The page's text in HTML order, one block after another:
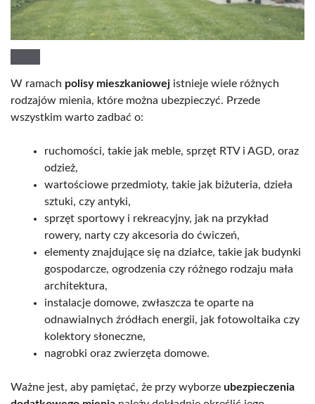
W ramach polisy mieszkaniowej istnieje wiele różnych
rodzajów mienia, które można ubezpieczyć. Przede
wszystkim warto zadbać o:
ruchomości, takie jak meble, sprzęt RTV i AGD, oraz
odzież,
wartościowe przedmioty, takie jak biżuteria, dzieła
sztuki, czy antyki,
sprzęt sportowy i rekreacyjny, jak na przykład
rowery, narty czy akcesoria do ćwiczeń,
elementy znajdujące się na działce, takie jak budynki
gospodarcze, ogrodzenia czy różnego rodzaju mała
architektura,
instalacje domowe, zwłaszcza te oparte na
odnawialnych źródłach energii, jak fotowoltaika czy
kolektory słoneczne,
nagrobki oraz zwierzęta domowe.
Ważne jest, aby pamiętać, że przy wyborze ubezpieczenia